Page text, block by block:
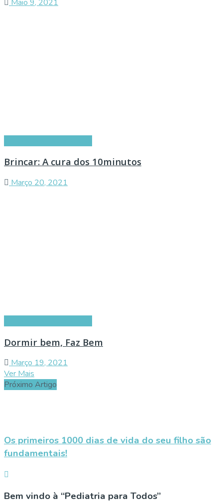
Maio 9, 2021
Brincar: A cura dos 10minutos
Março 20, 2021
Dormir bem, Faz Bem
Março 19, 2021
Ver Mais
Próximo Artigo
Os primeiros 1000 dias de vida do seu filho são
fundamentais!
Bem vindo à “Pediatria para Todos”